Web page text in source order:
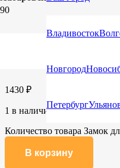
Владивосток
Новгород
Петербург
блокировочный
1430 ₽
1 в наличии
Количество товара Замок
В корзину